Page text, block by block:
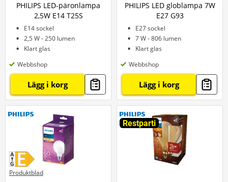
PHILIPS LED-päronlampa
2,5W E14 T25S
E14 sockel
2,5 W - 250 lumen
Klart glas
Webbshop
Lägg i korg
PHILIPS LED globlampa 7W
E27 G93
E27 sockel
7 W - 806 lumen
Klart glas
Webbshop
Lägg i korg
Produktblad
Restparti